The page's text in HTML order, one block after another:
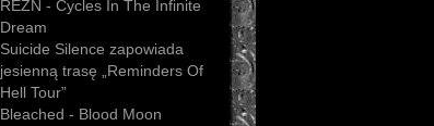
REZN - Cycles In The Infinite
Dream
Suicide Silence zapowiada
jesienną trasę „Reminders Of
Hell Tour”
Bleached - Blood Moon